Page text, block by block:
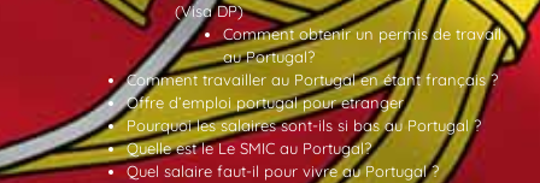
(Visa DP)
Comment obtenir un permis de travail
au Portugal?
Comment travailler au Portugal en étant français ?
Offre d’emploi portugal pour etranger
Pourquoi les salaires sont-ils si bas au Portugal ?
Quelle est le Le SMIC au Portugal?
Quel salaire faut-il pour vivre au Portugal ?